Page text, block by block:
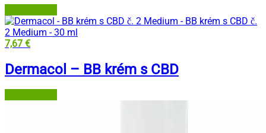
7,67 €
Dermacol – BB krém s CBD